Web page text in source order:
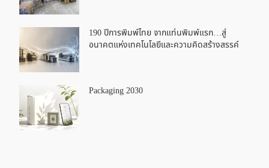
190 ปีการพิมพ์ไทย จากแท่นพิมพ์แรก…สู่
อนาคตแห่งเทคโนโลยีและความคิดสร้างสรรค์
Packaging 2030